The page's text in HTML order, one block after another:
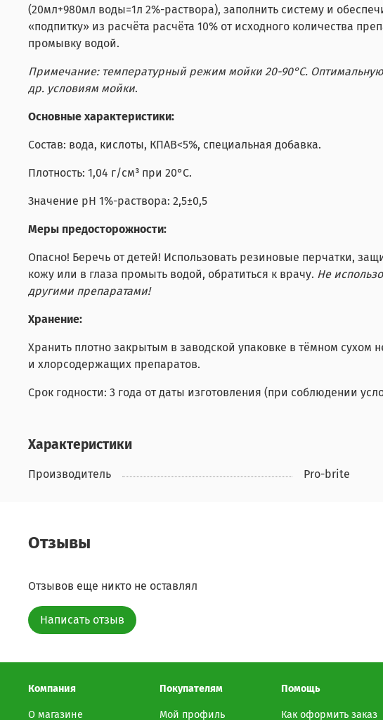
(20мл+980мл воды=1л 2%-раствора), заполнить систему и
«подпитку» из расчёта расчёта 10% от исходного количества
промывку водой.
Примечание: температурный режим мойки 20-90°С.
др. условиям мойки.
Основные характеристики:
Состав: вода, кислоты, КПАВ<5%, специальная добавка.
Плотность: 1,04 г/см³ при 20°C.
Значение pH 1%-раствора: 2,5±0,5
Меры предосторожности:
Опасно! Беречь от детей! Использовать резиновые перчатки,
кожу или в глаза промыть водой, обратиться к врачу. Не
другими препаратами!
Хранение:
Хранить плотно закрытым в заводской упаковке в тёмном
и хлорсодержащих препаратов.
Срок годности: 3 года от даты изготовления (при соблюдении
Характеристики
Производитель Pro-brite
Отзывы
Отзывов еще никто не оставлял
Написать отзыв
Компания
О магазине
Покупателям
Мой профиль
Помощь
Как оформить заказ